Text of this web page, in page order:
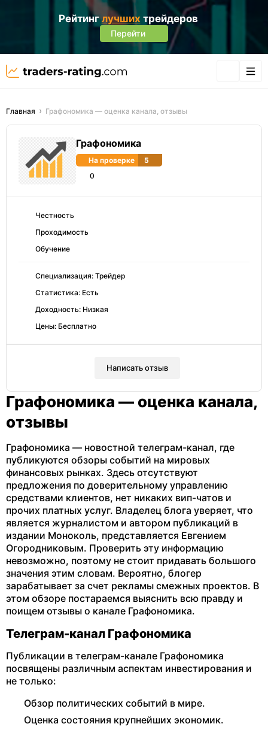
Рейтинглучших трейдеров
Перейти
Главная Графономика — оценка канала, отзывы
Графономика
На проверке
5
0
Честность
Проходимость
Обучение
Специализация: Трейдер
Статистика: Есть
Доходность: Низкая
Цены: Бесплатно
Написать отзыв
Графономика — оценка канала,
отзывы
Графономика — новостной телеграм-канал, где
публикуются обзоры событий на мировых
финансовых рынках. Здесь отсутствуют
предложения по доверительному управлению
средствами клиентов, нет никаких вип-чатов и
прочих платных услуг. Владелец блога уверяет, что
является журналистом и автором публикаций в
издании Моноколь, представляется Евгением
Огородниковым. Проверить эту информацию
невозможно, поэтому не стоит придавать большого
значения этим словам. Вероятно, блогер
зарабатывает за счет рекламы смежных проектов. В
этом обзоре постараемся выяснить всю правду и
поищем отзывы о канале Графономика.
Телеграм-канал Графономика
Публикации в телеграм-канале Графономика
посвящены различным аспектам инвестирования и
не только:
Обзор политических событий в мире.
Оценка состояния крупнейших экономик.